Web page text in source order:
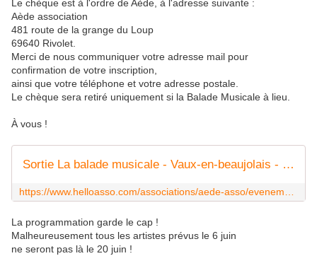
Le chèque est à l'ordre de Aède, à l'adresse suivante :
Aède association
481 route de la grange du Loup
69640 Rivolet.
Merci de nous communiquer votre adresse mail pour
confirmation de votre inscription,
ainsi que votre téléphone et votre adresse postale.
Le chèque sera retiré uniquement si la Balade Musicale à lieu.
À vous !
Sortie La balade musicale - Vaux-en-beaujolais - HelloAsso
La programmation garde le cap !
Malheureusement tous les artistes prévus le 6 juin
ne seront pas là le 20 juin !